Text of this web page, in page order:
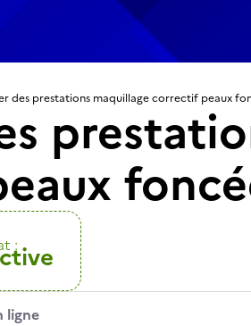
des prestations maquillage correctif peaux
:
ligne